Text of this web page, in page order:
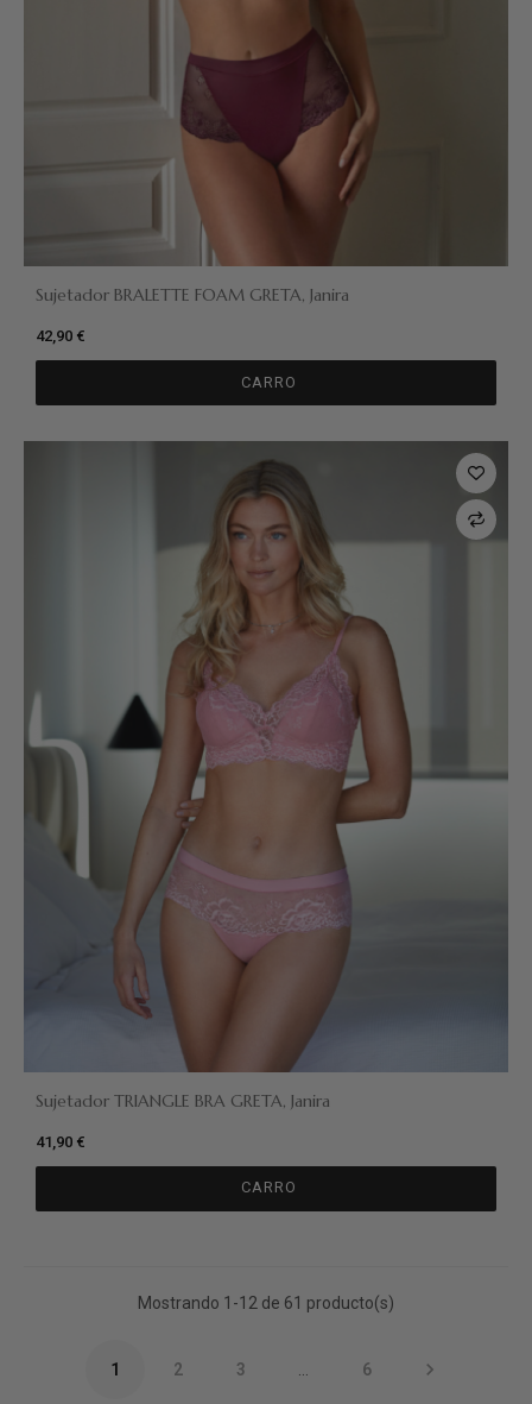
Sujetador BRALETTE FOAM GRETA, Janira
42,90 €
CARRO
Sujetador TRIANGLE BRA GRETA, Janira
41,90 €
CARRO
Mostrando 1-12 de 61 producto(s)
1 2 3 6 